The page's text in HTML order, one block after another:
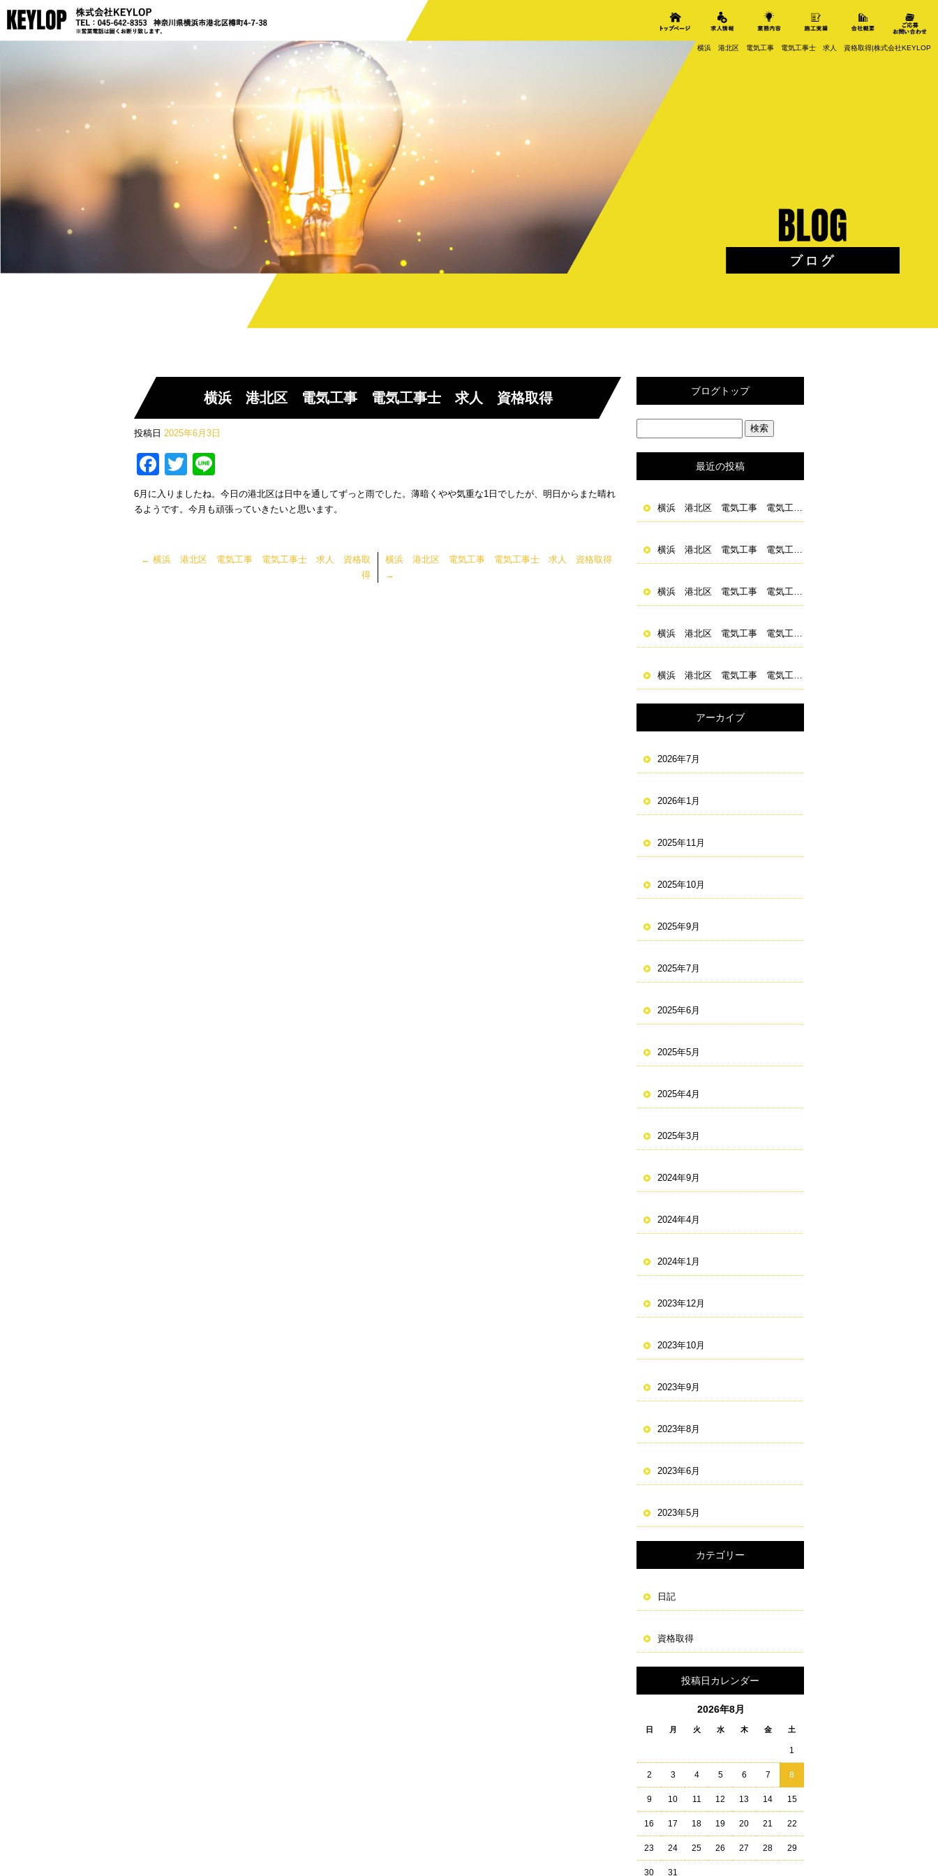
横浜 港北区 電気工事 電気工事士 求人 資格取得|株式会社KEYLOP
横浜 港北区 電気工事 電気工事士 求人 資格取得
投稿日 2025年6月3日
Facebook
Twitter
6月に入りましたね。今日の港北区は日中を通してずっと雨でした。薄暗くやや気重な1日でしたが、明日からまた晴れ
るようです。今月も頑張っていきたいと思います。
← 横浜 港北区 電気工事 電気工事士 求人 資格取
得
横浜 港北区 電気工事 電気工事士 求人 資格取得
→
ブログトップ
最近の投稿
横浜 港北区 電気工事 電気工事士 求人 資格取得
横浜 港北区 電気工事 電気工事士 求人 資格取得
横浜 港北区 電気工事 電気工事士 求人 資格取得
横浜 港北区 電気工事 電気工事士 求人 資格取得
横浜 港北区 電気工事 電気工事士 求人 資格取得
アーカイブ
2026年7月
2026年1月
2025年11月
2025年10月
2025年9月
2025年7月
2025年6月
2025年5月
2025年4月
2025年3月
2024年9月
2024年4月
2024年1月
2023年12月
2023年10月
2023年9月
2023年8月
2023年6月
2023年5月
カテゴリー
日記
資格取得
投稿日カレンダー
2026年8月
日 月 火 水 木 金 土
1
2 3 4 5 6 7 8
9 10 11 12 13 14 15
16 17 18 19 20 21 22
23 24 25 26 27 28 29
30 31